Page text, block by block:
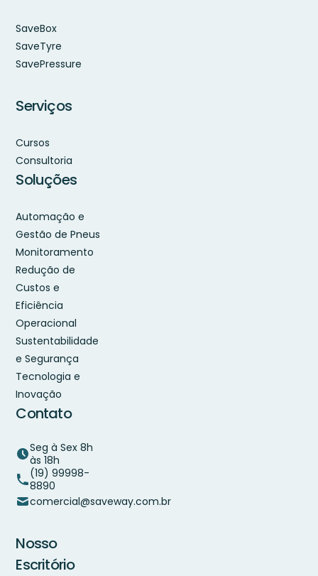
SaveBox
SaveTyre
SavePressure
Serviços
Cursos
Consultoria
Soluções
Automação e
Gestão de Pneus
Monitoramento
Redução de
Custos e
Eficiência
Operacional
Sustentabilidade
e Segurança
Tecnologia e
Inovação
Contato
Seg à Sex 8h
às 18h
(19) 99998-
8890
comercial@saveway.com.br
Nosso
Escritório